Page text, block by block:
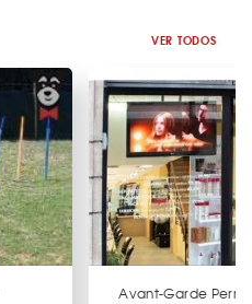
VER TODOS
Avant-Garde